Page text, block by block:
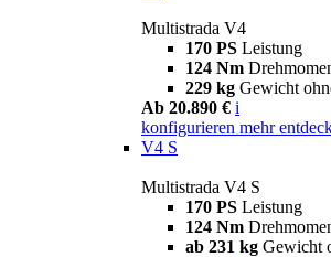
Multistrada V4
170 PS Leistung
124 Nm
229 kg Gewicht
Ab 20.890 € i
konfigurieren mehr
V4 S
Multistrada V4 S
170 PS Leistung
124 Nm
ab 231 kg Gewicht